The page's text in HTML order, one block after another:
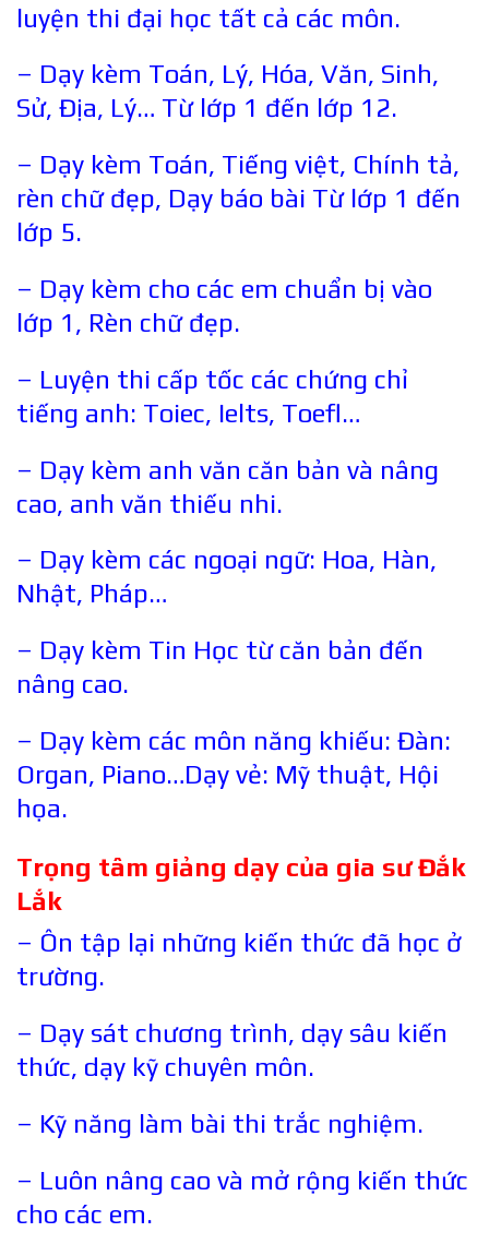
luyện thi đại học tất cả các môn.
– Dạy kèm Toán, Lý, Hóa, Văn, Sinh,
Sử, Địa, Lý… Từ lớp 1 đến lớp 12.
– Dạy kèm Toán, Tiếng việt, Chính tả,
rèn chữ đẹp, Dạy báo bài Từ lớp 1 đến
lớp 5.
– Dạy kèm cho các em chuẩn bị vào
lớp 1, Rèn chữ đẹp.
– Luyện thi cấp tốc các chứng chỉ
tiếng anh: Toiec, Ielts, Toefl…
– Dạy kèm anh văn căn bản và nâng
cao, anh văn thiếu nhi.
– Dạy kèm các ngoại ngữ: Hoa, Hàn,
Nhật, Pháp…
– Dạy kèm Tin Học từ căn bản đến
nâng cao.
– Dạy kèm các môn năng khiếu: Đàn:
Organ, Piano…Dạy vẻ: Mỹ thuật, Hội
họa.
Trọng tâm giảng dạy của gia sưĐắk
Lắk
– Ôn tập lại những kiến thức đã học ở
trường.
– Dạy sát chương trình, dạy sâu kiến
thức, dạy kỹ chuyên môn.
– Kỹ năng làm bài thi trắc nghiệm.
– Luôn nâng cao và mở rộng kiến thức
cho các em.